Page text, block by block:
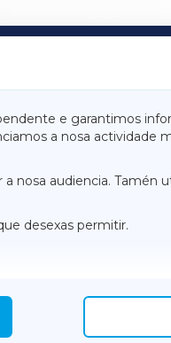
e garantimos
a nosa actividade
nosa audiencia. Tamén
desexas permitir.